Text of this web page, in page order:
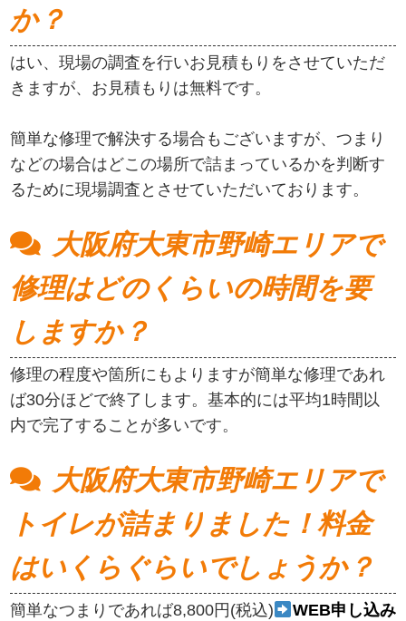
か？
はい、現場の調査を行いお見積もりをさせていただ
きますが、お見積もりは無料です。
簡単な修理で解決する場合もございますが、つまり
などの場合はどこの場所で詰まっているかを判断す
るために現場調査とさせていただいております。
大阪府大東市野崎エリアで
修理はどのくらいの時間を要
しますか？
修理の程度や箇所にもよりますが簡単な修理であれ
ば30分ほどで終了します。基本的には平均1時間以
内で完了することが多いです。
大阪府大東市野崎エリアで
トイレが詰まりました！料金
はいくらぐらいでしょうか？
簡単なつまりであれば8,800円(税込)
WEB申し込み